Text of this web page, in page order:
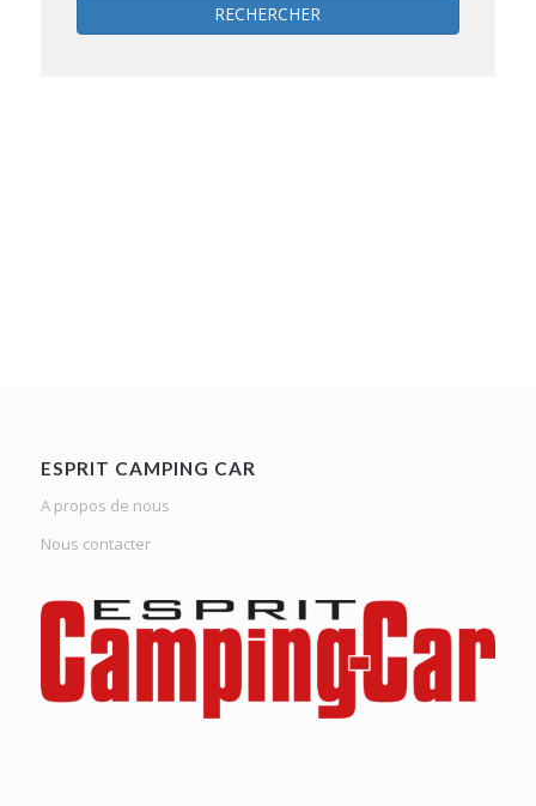
RECHERCHER
ESPRIT CAMPING CAR
A propos de nous
Nous contacter